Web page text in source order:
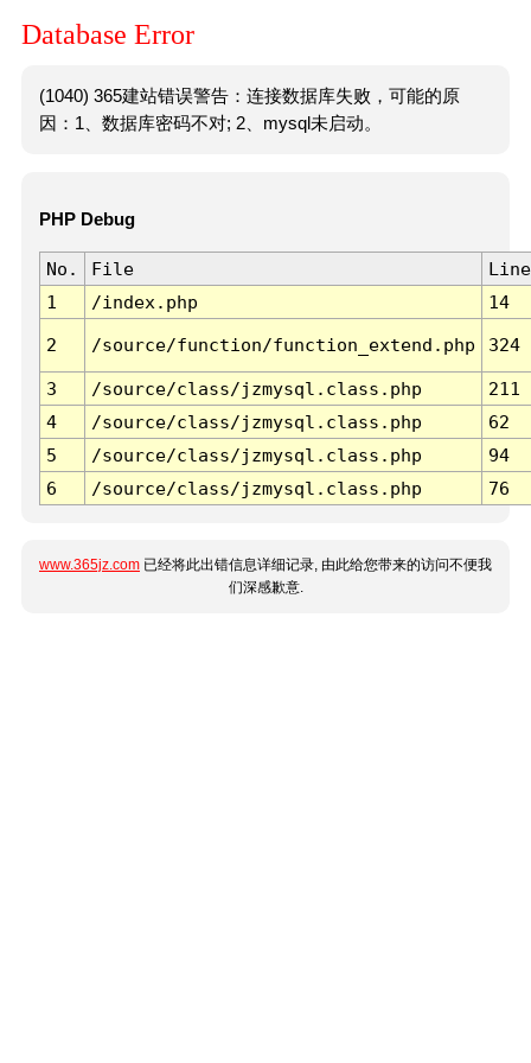
Database Error
(1040) 365建站错误警告：连接数据库失败，可能的原
因：1、数据库密码不对; 2、mysql未启动。
PHP Debug
No. File
Line
1
/index.php 14
2 /source/function/function_extend.php 324
3 /source/class/jzmysql.class.php
211
4
/source/class/jzmysql.class.php
62
5
/source/class/jzmysql.class.php
94
6
/source/class/jzmysql.class.php 76
www.365jz.com 已经将此出错信息详细记录, 由此给您带来的访问不便我
们深感歉意.